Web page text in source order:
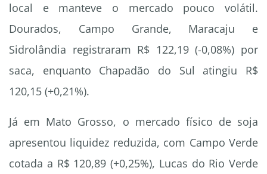
local e manteve o mercado pouco volátil.
Dourados, Campo Grande, Maracaju e
Sidrolândia registraram R$ 122,19 (-0,08%) por
saca, enquanto Chapadão do Sul atingiu R$
120,15 (+0,21%).
Já em Mato Grosso, o mercado físico de soja
apresentou liquidez reduzida, com Campo Verde
cotada a R$ 120,89 (+0,25%), Lucas do Rio Verde